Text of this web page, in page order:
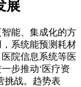
展
能、集成化的方
系统能预测耗材
院信息系统等医
步推动‘医疗资
挑战。趋势表